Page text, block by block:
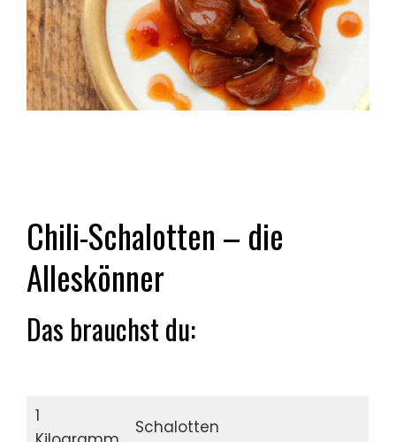
Chili-Schalotten – die
Alleskönner
Das brauchst du:
1
Schalotten